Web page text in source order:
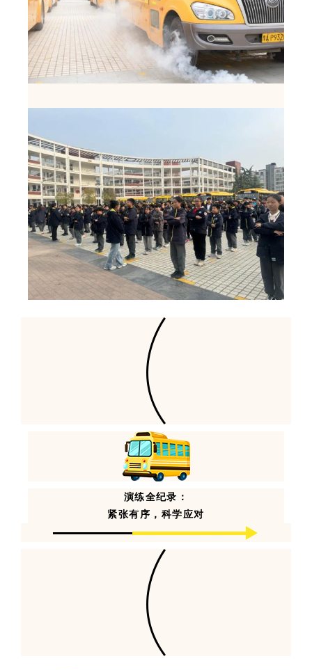
演练全纪录：
紧张有序，科学应对